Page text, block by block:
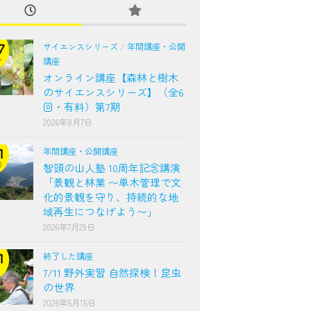
サイエンスシリーズ / 年間講座・公開
講座
オンライン講座【森林と樹木
のサイエンスシリーズ】（全6
回・有料）第7期
2026年8月7日
年間講座・公開講座
智頭の山人塾 10周年記念講演
「景観と林業 〜単木管理で文
化的景観を守り、持続的な地
域再生につなげよう〜」
2026年7月29日
終了した講座
7/11 野外実習 自然探検！昆虫
の世界
2026年5月15日